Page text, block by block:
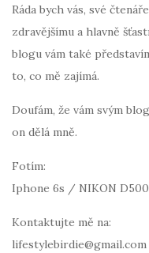
Ráda bych vás, své
zdravějšímu a hlavně
blogu vám také
to, co mě zajímá.
Doufám, že vám svým
on dělá mně.
Fotím:
Iphone 6s / NIKON
Kontaktujte mě na:
lifestylebirdie@gmail.com